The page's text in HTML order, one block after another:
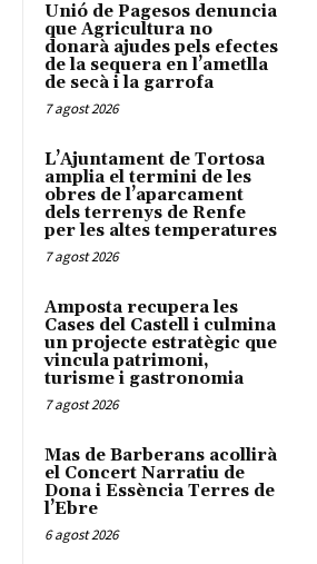
Unió de Pagesos denuncia
que Agricultura no
donarà ajudes pels efectes
de la sequera en l’ametlla
de secà i la garrofa
7 agost 2026
L’Ajuntament de Tortosa
amplia el termini de les
obres de l’aparcament
dels terrenys de Renfe
per les altes temperatures
7 agost 2026
Amposta recupera les
Cases del Castell i culmina
un projecte estratègic que
vincula patrimoni,
turisme i gastronomia
7 agost 2026
Mas de Barberans acollirà
el Concert Narratiu de
Dona i Essència Terres de
l’Ebre
6 agost 2026